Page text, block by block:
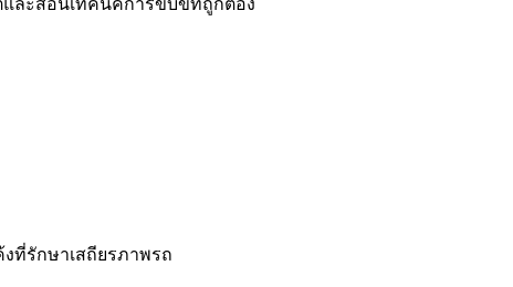
และสอนเทคนิคการขับขี่ที่ถูกต้อง
ที่รักษาเสถียรภาพรถ